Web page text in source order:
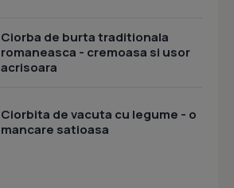
Ciorba de burta traditionala
romaneasca - cremoasa si usor
acrisoara
Ciorbita de vacuta cu legume - o
mancare satioasa